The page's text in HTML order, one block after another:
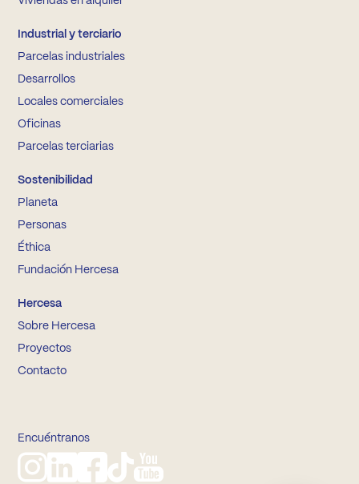
Industrial y terciario
Parcelas industriales
Desarrollos
Locales comerciales
Oficinas
Parcelas terciarias
Sostenibilidad
Planeta
Personas
Éthica
Fundación Hercesa
Hercesa
Sobre Hercesa
Proyectos
Contacto
Encuéntranos